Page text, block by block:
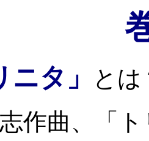
ニタ」
とは
作曲、「